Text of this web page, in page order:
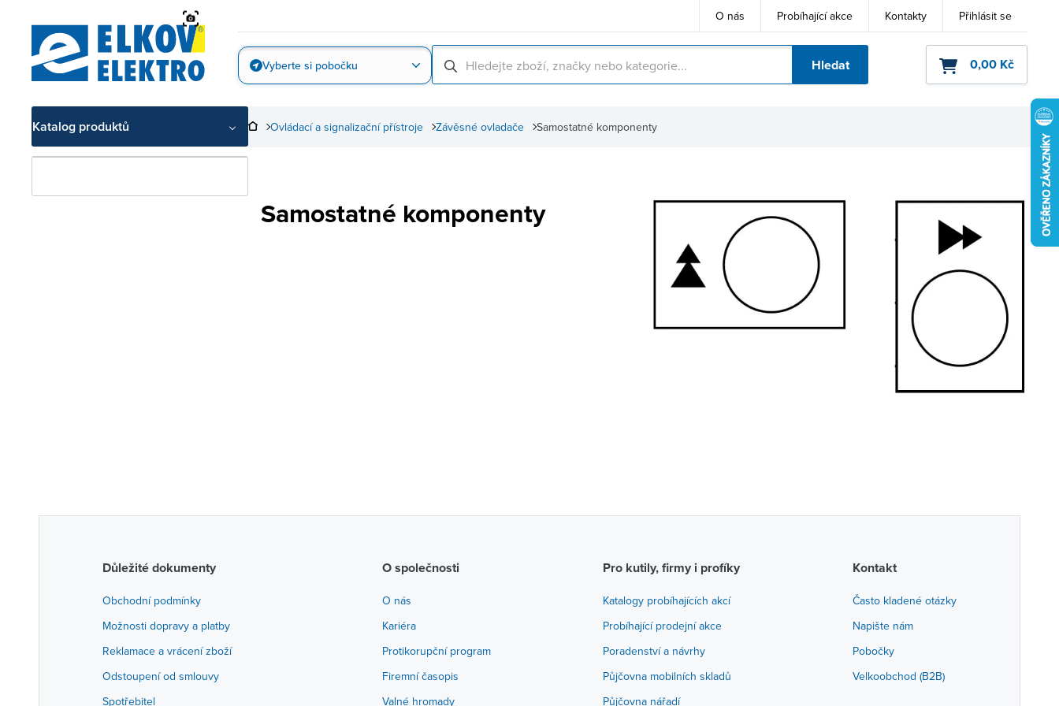
O nás Probíhající akce Kontakty Přihlásit se
Vyberte si pobočku Hledat 0,00 Kč
Katalog produktů Samostatné komponenty
Závěsné ovladače
Ovládací a signalizační přístroje
Samostatné komponenty
Důležité dokumenty
Obchodní podmínky
Možnosti dopravy a platby
Reklamace a vrácení zboží
Odstoupení od smlouvy
Spotřebitel
O společnosti
O nás
Kariéra
Protikorupční program
Firemní časopis
Valné hromady
Pro kutily, firmy i profíky
Katalogy probíhajících akcí
Probíhající prodejní akce
Poradenství a návrhy
Půjčovna mobilních skladů
Půjčovna nářadí
Kontakt
Často kladené otázky
Napište nám
Pobočky
Velkoobchod (B2B)